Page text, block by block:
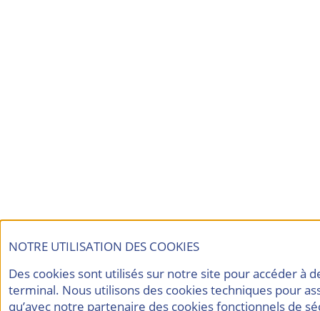
NOTRE UTILISATION DES COOKIES
Des cookies sont utilisés sur notre site pour accéder à
terminal. Nous utilisons des cookies techniques pour
qu’avec notre partenaire des cookies fonctionnels de